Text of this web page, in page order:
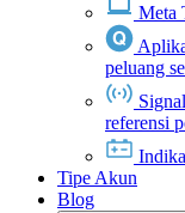
Meta
peluang
referensi
Tipe Akun
Blog